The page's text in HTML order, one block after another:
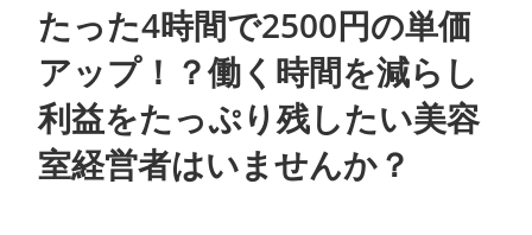
たった4時間で2500円の単価
アップ！？働く時間を減らし
利益をたっぷり残したい美容
室経営者はいませんか？